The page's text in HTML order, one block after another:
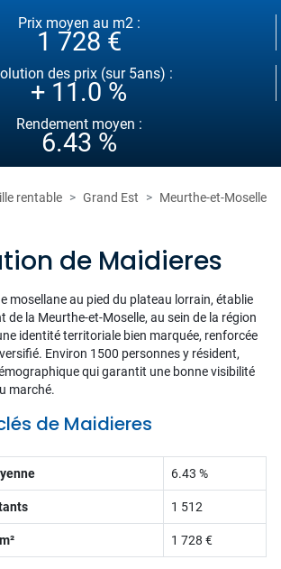
Prix moyen au m2 :
1 728 €
des prix (sur 5ans) :
+ 11.0 %
Rendement moyen :
6.43 %
rentable Grand Est
Meurthe-et-Moselle
de Maidieres
mosellane au pied du plateau lorrain, établie
de la Meurthe-et-Moselle, au sein de la région
identité territoriale bien marquée, renforcée
Environ 1500 personnes y résident,
qui garantit une bonne visibilité
marché.
de Maidieres
6.43 %
1 512
1 728 €